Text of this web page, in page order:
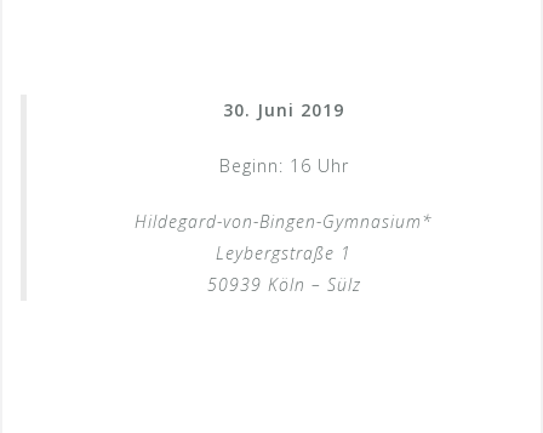
30. Juni 2019
Beginn: 16 Uhr
Hildegard-von-Bingen-Gymnasium*
Leybergstraße 1
50939 Köln – Sülz